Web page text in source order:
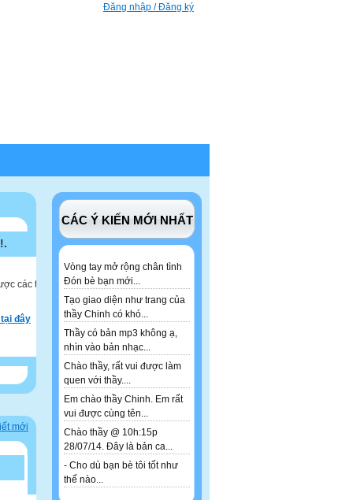
Đăng nhập / Đăng ký
CÁC Ý KIẾN MỚI NHẤT
Vòng tay mở rộng chân tình
Đón bè bạn mới...
Tạo giao diện như trang của
thầy Chinh có khó...
Thầy có bản mp3 không ạ,
nhìn vào bản nhạc...
Chào thầy, rất vui được làm
quen với thầy....
Em chào thầy Chinh. Em rất
vui được cùng tên...
Chào thầy @ 10h:15p
28/07/14. Đây là bản ca...
- Cho dù bạn bè tôi tốt như
thế nào...
các tư
đây
mới